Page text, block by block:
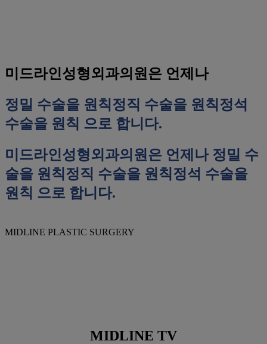
미드라인성형외과의원은 언제나
정밀 수술을 원칙 정직 수술을 원칙 정석
수술을 원칙 으로 합니다.
미드라인성형외과의원은 언제나 정밀 수
술을 원칙 정직 수술을 원칙 정석 수술을
원칙 으로 합니다.
MIDLINE PLASTIC SURGERY
MIDLINE TV